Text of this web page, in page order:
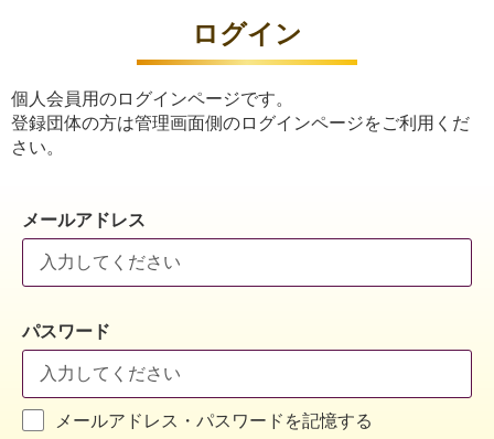
ログイン
個人会員用のログインページです。
登録団体の方は管理画面側のログインページをご利用くだ
さい。
メールアドレス
パスワード
メールアドレス・パスワードを記憶する